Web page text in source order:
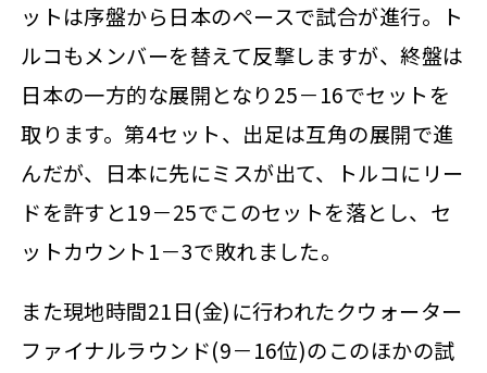
ットは序盤から日本のペースで試合が進行。ト
ルコもメンバーを替えて反撃しますが、終盤は
日本の一方的な展開となり25－16でセットを
取ります。第4セット、出足は互角の展開で進
んだが、日本に先にミスが出て、トルコにリー
ドを許すと19－25でこのセットを落とし、セ
ットカウント1－3で敗れました。
また現地時間21日(金)に行われたクウォーター
ファイナルラウンド(9－16位)のこのほかの試